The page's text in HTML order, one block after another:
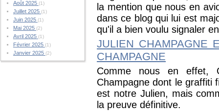
Août 2025 (1)
Juillet 2025 (1)
Juin 2025 (1)
Mai 2025 (2)
Avril 2025 (1)
Février 2025 (1)
Janvier 2025 (2)
la mention que nous en
dans ce blog qui lui est
qu'il a bien voulu signaler
JULIEN CHAMPAGNE
CHAMPAGNE
Comme nous en effet,
Champagne dont le graffiti
est notre Julien, mais
la preuve définitive.